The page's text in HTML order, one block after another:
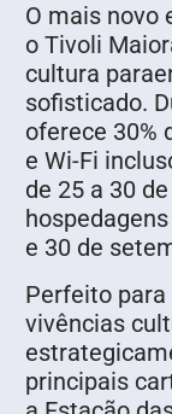
O mais novo
o Tivoli
cultura
sofisticado.
oferece 30%
e Wi-Fi
de 25 a 30
e 30 de
Perfeito
vivências
principais